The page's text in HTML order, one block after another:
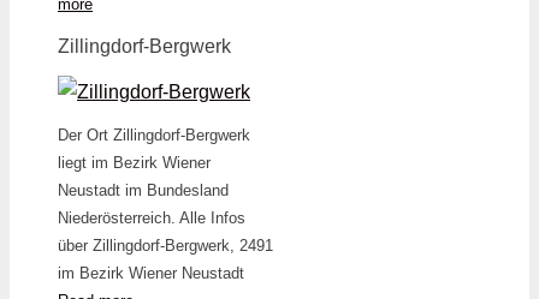
more
Zillingdorf-Bergwerk
Der Ort Zillingdorf-Bergwerk
liegt im Bezirk Wiener
Neustadt im Bundesland
Niederösterreich. Alle Infos
über Zillingdorf-Bergwerk, 2491
im Bezirk Wiener Neustadt